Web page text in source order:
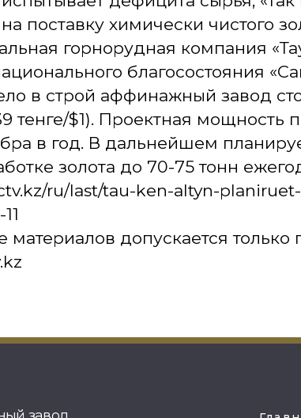
поставку химически чистого
горнорудная компания
благосостояния
в строй аффинажный завод
тенге/$1). Проектная мощность
в год. В дальнейшем
золота до 70-75 тонн
ru/last/tau-ken-altyn-
допускается только